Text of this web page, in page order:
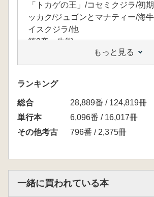
「トカゲの王」/コセミクジラ/初
ッカク/ジュゴンとマナティー/海
イスクジラ/他
第3章 生態
シロナガスクジラ/シャチ/ホッキ
トウクジラ/ズキンアザラシ/セイ
ザラシ/他
第4章 行動
ハンドウイルカ/ミナミハンドウイ
デルアザラシ/マッコウクジラ/ハシ
シロイルカ/イシイルカ/他
第5章 生態と保全
セイ/他
もっと見る
ランキング
総合
28,889番 / 124,819冊
単行本
6,096番 / 16,017冊
その他考古
796番 / 2,375冊
一緒に買われている本